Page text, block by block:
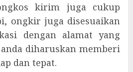
kirim juga cukup
ongkir juga disesuaikan
dengan alamat yang
diharuskan memberi
dan tepat.